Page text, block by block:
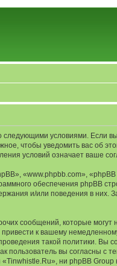
условиями. Если вы
чтобы уведомить вас об
условий означает ваше
«www.phpbb.com», «phpBB
обеспечения phpBB
и/или поведения в них.
сообщений, которые могут
к вашему
такой политики. Вы
вы согласны с
ни phpBB Group